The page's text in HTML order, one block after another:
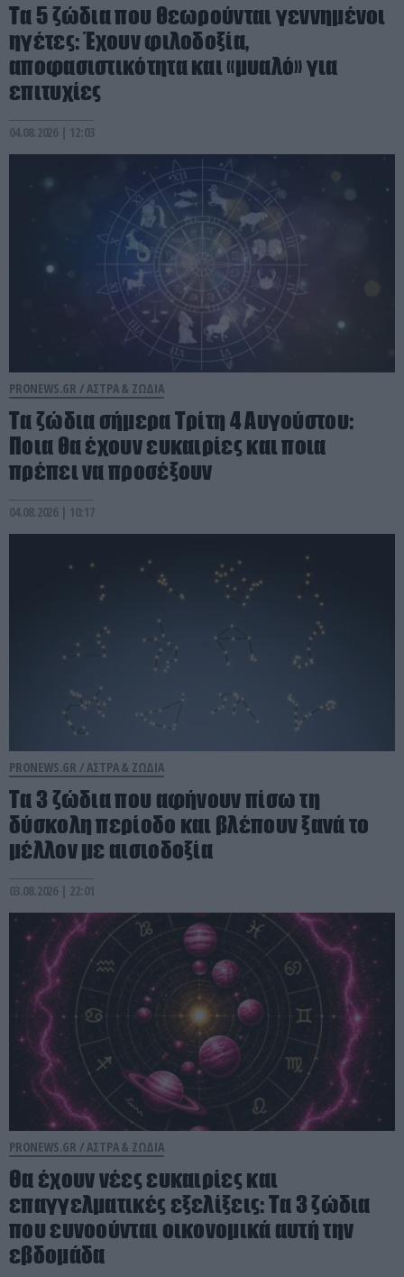
Τα 5 ζώδια που θεωρούνται γεννημένοι
ηγέτες: Έχουν φιλοδοξία,
αποφασιστικότητα και «μυαλό» για
επιτυχίες
04.08.2026 | 12:03
PRONEWS.GR / ΑΣΤΡΑ & ΖΩΔΙΑ
Τα ζώδια σήμερα Τρίτη 4 Αυγούστου:
Ποια θα έχουν ευκαιρίες και ποια
πρέπει να προσέξουν
04.08.2026 | 10:17
PRONEWS.GR /ΑΣΤΡΑ & ΖΩΔΙΑ
Τα 3 ζώδια που αφήνουν πίσω τη
δύσκολη περίοδο και βλέπουν ξανά το
μέλλον με αισιοδοξία
03.08.2026 | 22:01
PRONEWS.GR /ΑΣΤΡΑ & ΖΩΔΙΑ
Θα έχουν νέες ευκαιρίες και
επαγγελματικές εξελίξεις: Τα 3 ζώδια
που ευνοούνται οικονομικά αυτή την
εβδομάδα